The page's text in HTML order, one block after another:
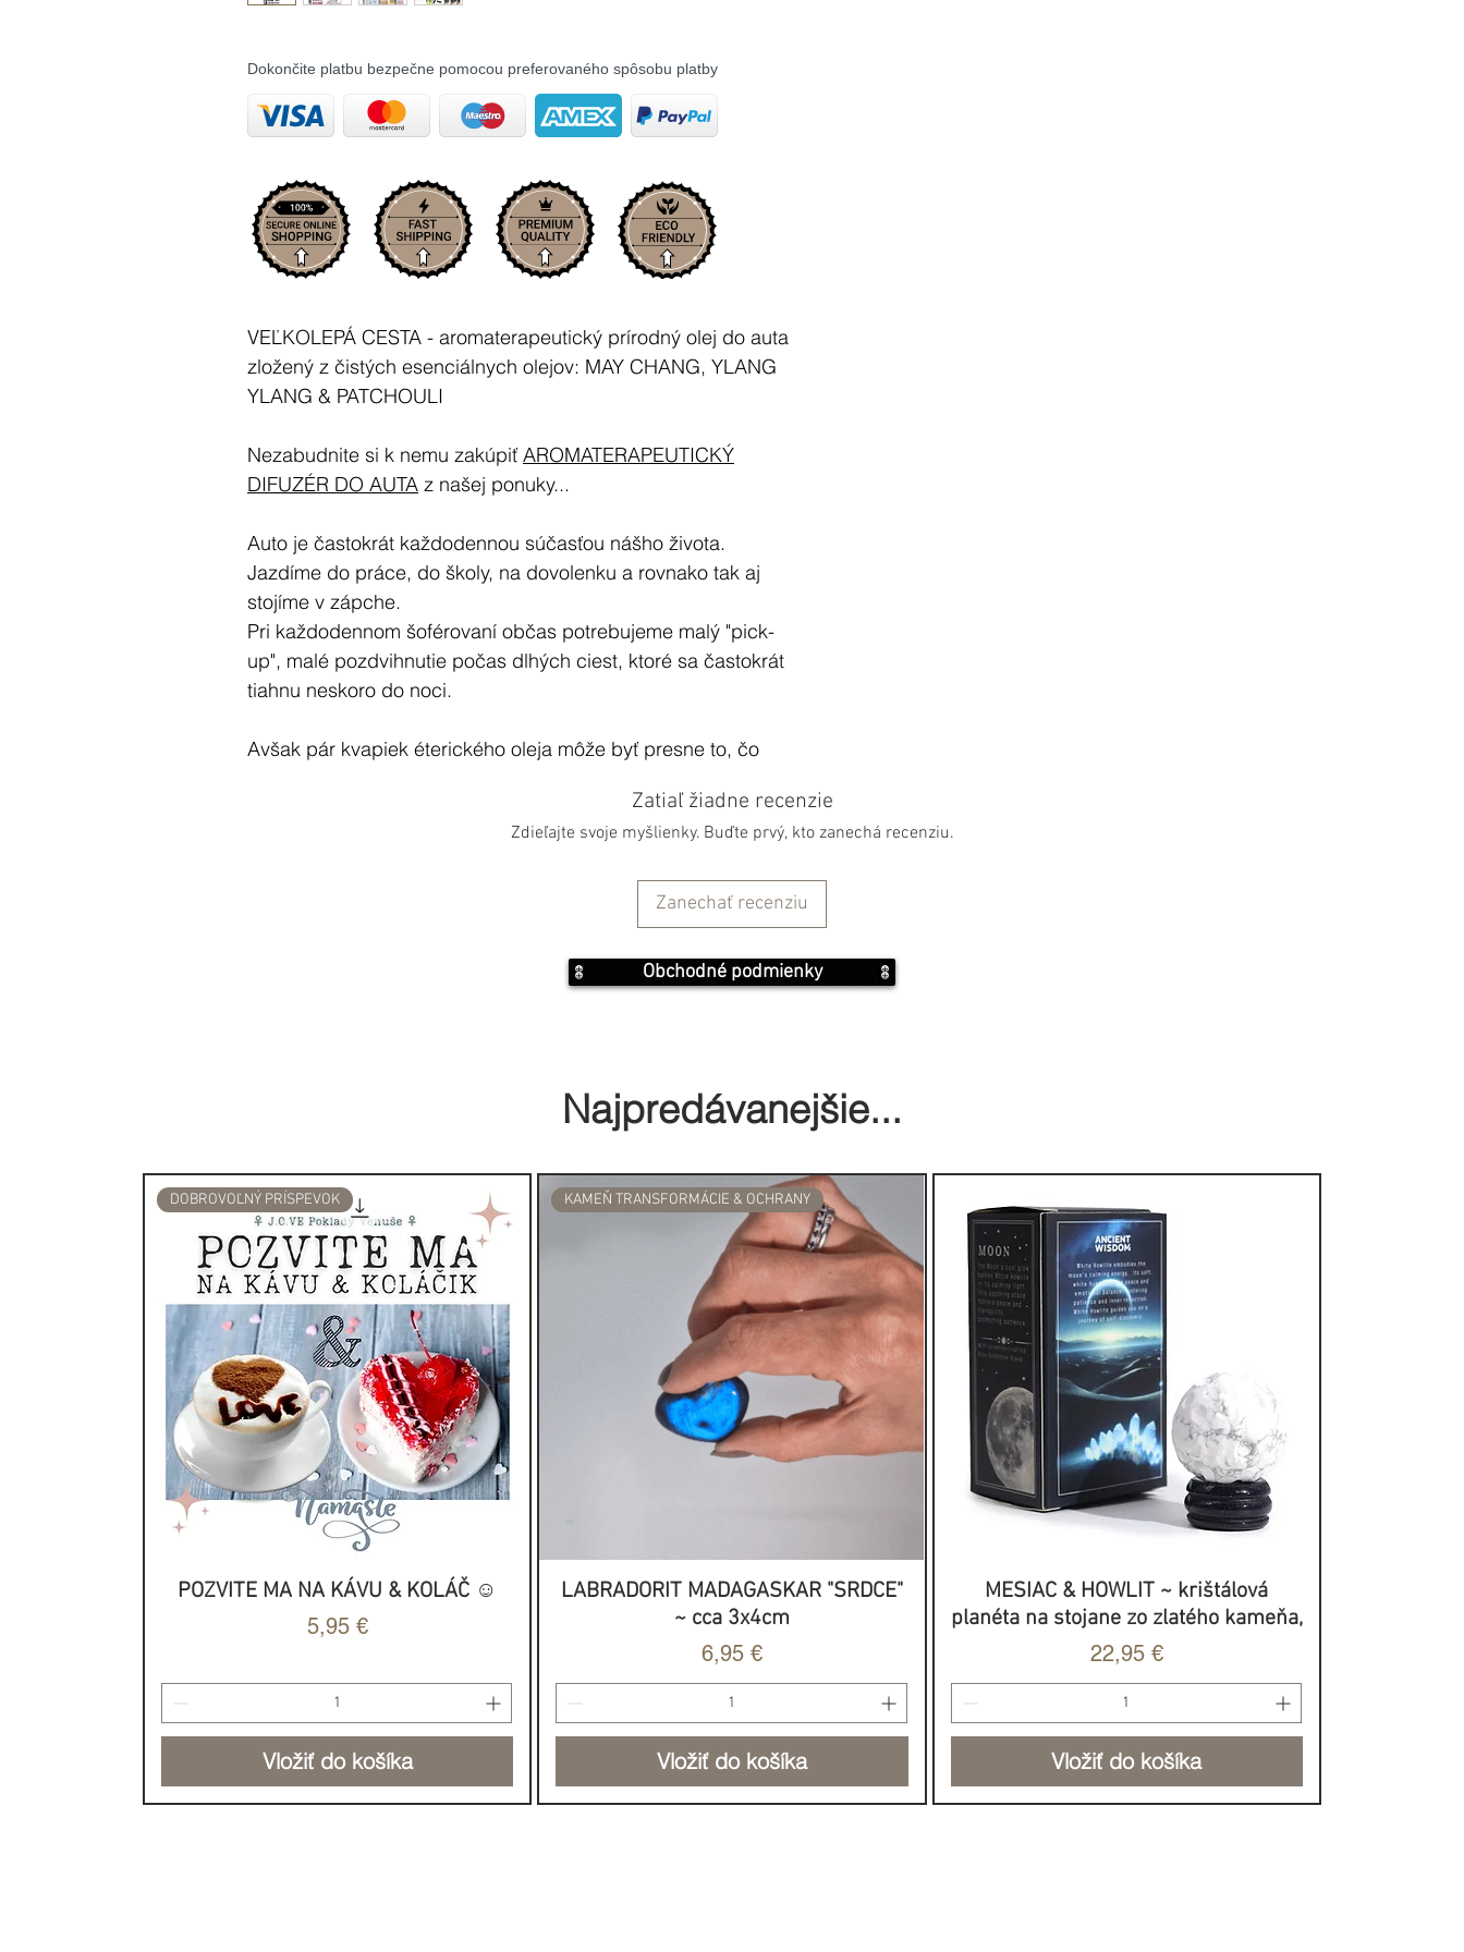
Dokončite platbu bezpečne pomocou preferovaného spôsobu platby
VEĽKOLEPÁ CESTA - aromaterapeutický prírodný olej do auta
zložený z čistých esenciálnych olejov: MAY CHANG, YLANG
YLANG & PATCHOULI
Nezabudnite si k nemu zakúpiť AROMATERAPEUTICKÝ
DIFUZÉR DO AUTA z našej ponuky...
Auto je častokrát každodennou súčasťou nášho života.
Jazdíme do práce, do školy, na dovolenku a rovnako tak aj
stojíme v zápche.
Pri každodennom šoférovaní občas potrebujeme malý "pick-
up", malé pozdvihnutie počas dlhých ciest, ktoré sa častokrát
tiahnu neskoro do noci.
Avšak pár kvapiek éterického oleja môže byť presne to, čo
pohodlí domova či kancelárie. Toto starodávne umenie už
odteraz môžete použiť aj na zlepšenie vašich šoférskych
zážitkov a na spríjemnenie vašej cesty, zdravšie a
Zatiaľ žiadne recenzie
Zdieľajte svoje myšlienky. Buďte prvý, kto zanechá recenziu.
Zanechať recenziu
Obchodné podmienky
Najpredávanejšie...
Rýchle zobrazenie
DOBROVOĽNÝ PRÍSPEVOK
POZVITE MA NA KÁVU & KOLÁČ ☺️
Cena
5,95 €
Vložiť do košíka
Rýchle zobrazenie
KAMEŇ TRANSFORMÁCIE & OCHRANY
LABRADORIT MADAGASKAR "SRDCE"
~ cca 3x4cm
Cena
6,95 €
Vložiť do košíka
Rýchle zobrazenie
MESIAC & HOWLIT ~ krištálová
planéta na stojane zo zlatého kameňa,
Cena
22,95 €
Vložiť do košíka